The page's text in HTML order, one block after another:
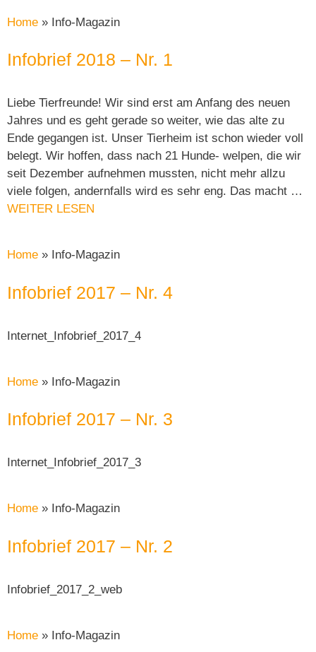
Home » Info-Magazin
Infobrief 2018 – Nr. 1
Liebe Tierfreunde! Wir sind erst am Anfang des neuen
Jahres und es geht gerade so weiter, wie das alte zu
Ende gegangen ist. Unser Tierheim ist schon wieder voll
belegt. Wir hoffen, dass nach 21 Hunde- welpen, die wir
seit Dezember aufnehmen mussten, nicht mehr allzu
viele folgen, andernfalls wird es sehr eng. Das macht …
WEITER LESEN
Home » Info-Magazin
Infobrief 2017 – Nr. 4
Internet_Infobrief_2017_4
Home » Info-Magazin
Infobrief 2017 – Nr. 3
Internet_Infobrief_2017_3
Home » Info-Magazin
Infobrief 2017 – Nr. 2
Infobrief_2017_2_web
Home » Info-Magazin